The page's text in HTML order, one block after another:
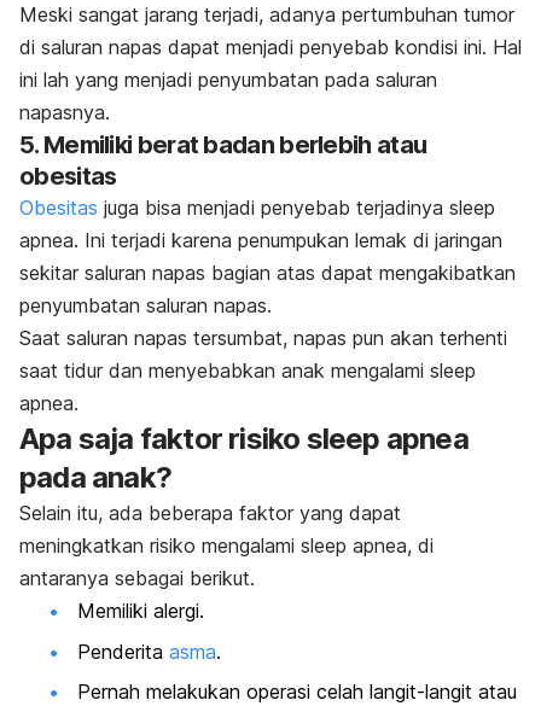
Meski sangat jarang terjadi, adanya pertumbuhan tumor
di saluran napas dapat menjadi penyebab kondisi ini. Hal
ini lah yang menjadi penyumbatan pada saluran
napasnya.
5. Memiliki berat badan berlebih atau
obesitas
Obesitas juga bisa menjadi penyebab terjadinya sleep
apnea. Ini terjadi karena penumpukan lemak di jaringan
sekitar saluran napas bagian atas dapat mengakibatkan
penyumbatan saluran napas.
Saat saluran napas tersumbat, napas pun akan terhenti
saat tidur dan menyebabkan anak mengalami sleep
apnea.
Apa saja faktor risiko sleep apnea
pada anak?
Selain itu, ada beberapa faktor yang dapat
meningkatkan risiko mengalami sleep apnea, di
antaranya sebagai berikut.
Memiliki alergi.
Penderita asma.
Pernah melakukan operasi celah langit-langit atau